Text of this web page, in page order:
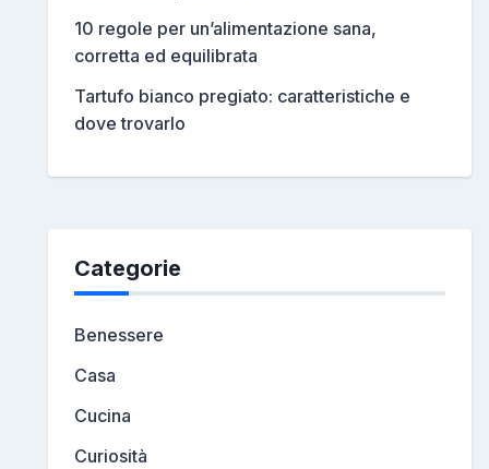
10 regole per un’alimentazione sana,
corretta ed equilibrata
Tartufo bianco pregiato: caratteristiche e
dove trovarlo
Categorie
Benessere
Casa
Cucina
Curiosità